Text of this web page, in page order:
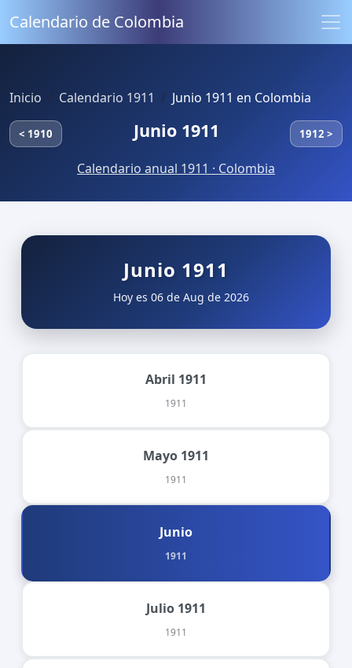
Calendario de Colombia
Inicio Calendario 1911 Junio 1911 en Colombia
< 1910 Junio 1911 1912 >
Calendario anual 1911 · Colombia
Junio 1911
Hoy es 06 de Aug de 2026
Abril 1911
1911
Mayo 1911
1911
Junio
1911
Julio 1911
1911